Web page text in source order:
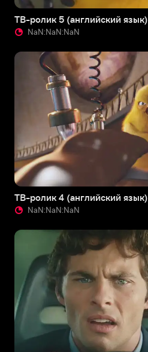
ТВ-ролик 5 (английский язык)
NaN:NaN:NaN
ТВ-ролик 4 (английский язык)
NaN:NaN:NaN